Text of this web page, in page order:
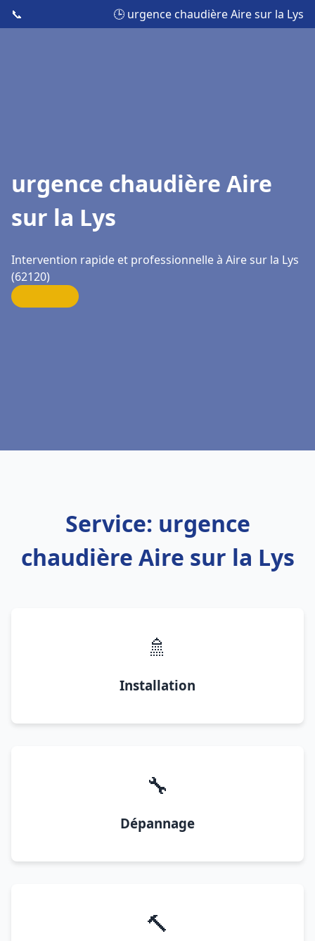
📞 🕒 urgence chaudière Aire sur la Lys
urgence chaudière Aire
sur la Lys
Intervention rapide et professionnelle à Aire sur la Lys
(62120)
Service: urgence
chaudière Aire sur la Lys
🚿
Installation
🔧
Dépannage
🔨